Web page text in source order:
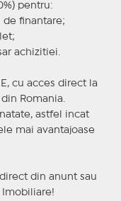
pentru:
finantare;
achizitiei.
cu acces direct la
Romania.
astfel incat
mai avantajoase
din anunt sau